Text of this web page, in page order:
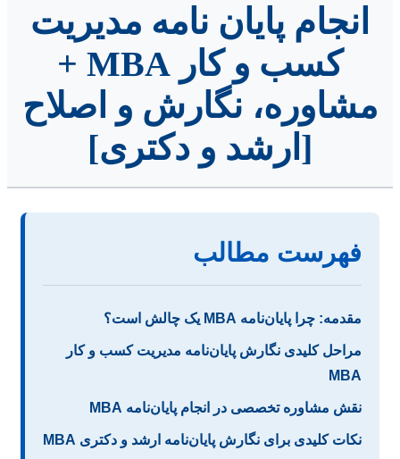
انجام پایان نامه مدیریت
کسب و کار MBA +
مشاوره، نگارش و اصلاح
[ارشد و دکتری]
فهرست مطالب
مقدمه: چرا پایان‌نامه MBA یک چالش است؟
مراحل کلیدی نگارش پایان‌نامه مدیریت کسب و کار
MBA
نقش مشاوره تخصصی در انجام پایان‌نامه MBA
نکات کلیدی برای نگارش پایان‌نامه ارشد و دکتری MBA